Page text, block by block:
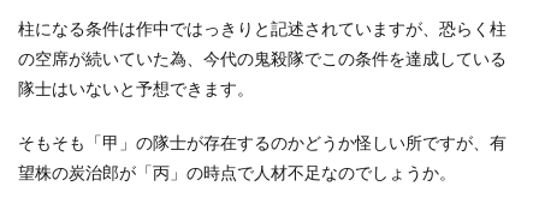
柱になる条件は作中ではっきりと記述されていますが、恐らく柱
の空席が続いていた為、今代の鬼殺隊でこの条件を達成している
隊士はいないと予想できます。
そもそも「甲」の隊士が存在するのかどうか怪しい所ですが、有
望株の炭治郎が「丙」の時点で人材不足なのでしょうか。